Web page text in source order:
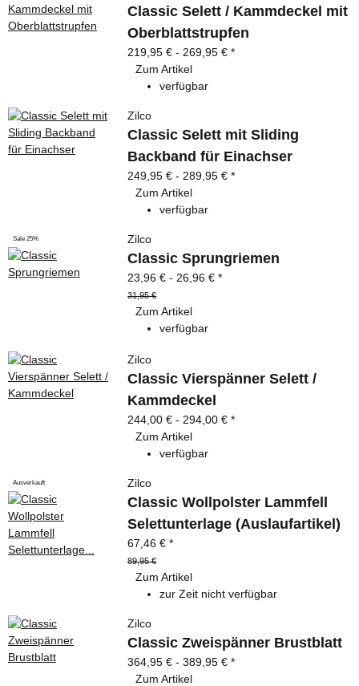
Classic Selett / Kammdeckel mit
Oberblattstrupfen
219,95 € -269,95 €*
Zum Artikel
verfügbar
Zilco
Classic Selett mit Sliding
Backband für Einachser
249,95 € -289,95 €*
Zum Artikel
verfügbar
Sale 25% Zilco
Classic Sprungriemen
23,96 € -26,96 €*
31,95 €
Zum Artikel
verfügbar
Zilco
Classic Vierspänner Selett /
Kammdeckel
244,00 € - 294,00 €*
Zum Artikel
verfügbar
Ausverkauft Zilco
Classic Wollpolster Lammfell
Selettunterlage (Auslaufartikel)
67,46 €*
89,95 €
Zum Artikel
zur Zeit nicht verfügbar
Zilco
Classic Zweispänner Brustblatt
364,95 € -389,95 €*
Zum Artikel